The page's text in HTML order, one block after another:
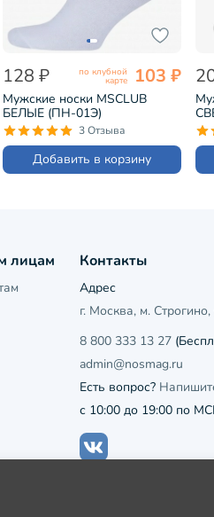
128 ₽ по клубной
карте 103 ₽
Мужские носки MSCLUB
БЕЛЫЕ (ПН-01Э)
3 Отзыва
Добавить в корзину
лицам Контакты
Адрес
г. Москва, м.
8 800 333 13 27
admin@nosmag.ru
Есть вопрос?
с 10:00 до 19:00 по